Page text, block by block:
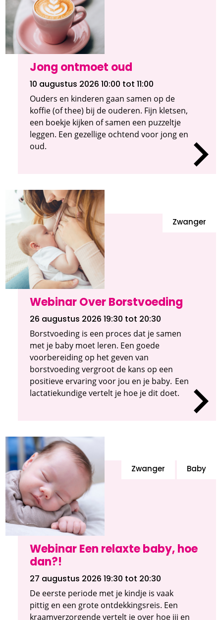
Jong ontmoet oud
10 augustus 2026 10:00 tot 11:00
Ouders en kinderen gaan samen op de
koffie (of thee) bij de ouderen. Fijn kletsen,
een boekje kijken of samen een puzzeltje
leggen. Een gezellige ochtend voor jong en
oud.
Webinar Over Borstvoeding
Zwanger
26 augustus 2026 19:30 tot 20:30
Borstvoeding is een proces dat je samen
met je baby moet leren. Een goede
voorbereiding op het geven van
borstvoeding vergroot de kans op een
positieve ervaring voor jou en je baby. Een
lactatiekundige vertelt je hoe je dit doet.
Webinar Een relaxte baby, hoe
dan?!
Zwanger Baby
27 augustus 2026 19:30 tot 20:30
De eerste periode met je kindje is vaak
pittig en een grote ontdekkingsreis. Een
kraamverzorgende vertelt je over hoe jij en